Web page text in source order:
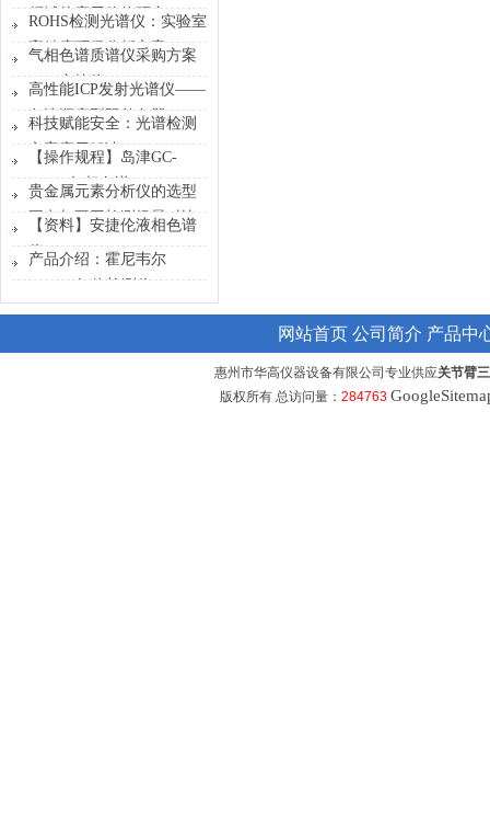
领域的应用价值研究
ROHS检测光谱仪：实验室
高精度环保分析方案
气相色谱质谱仪采购方案
——安捷伦5977C
GC/MSD
高性能ICP发射光谱仪——
岛津顺序型双单色器
科技赋能安全：光谱检测
方案应用解读
【操作规程】岛津GC-
2014C气相色谱
贵金属元素分析仪的选型
要点与不同检测场景对比
【资料】安捷伦液相色谱
仪
产品介绍：霍尼韦尔
FLEX4气体检测仪
网站首页 公司简介 产品中
惠州市华高仪器设备有限公司专业供应关节臂
版权所有 总访问量： 284763